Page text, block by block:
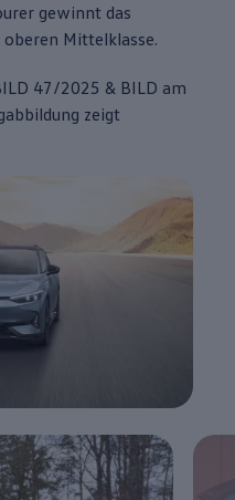
gewinnt das
Mittelklasse.
47/2025 & BILD am
zeigt